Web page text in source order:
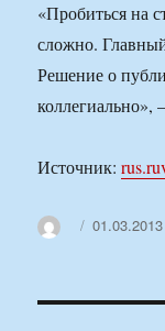
«Пробиться на
сложно.
Решение о
Источник:
Автор01.03.2013